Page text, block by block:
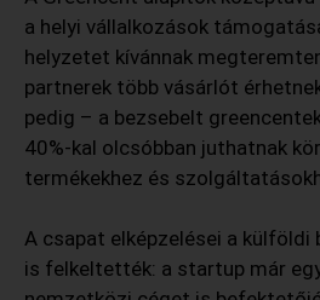
a helyi vállalkozások
helyzetet kívánnak
partnerek több vásárlót
pedig – a bezsebelt
40%-kal olcsóbban juthatnak
termékekhez és
A csapat elképzelései a
is felkeltették: a startup már